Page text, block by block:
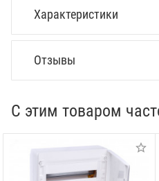
Характеристики
Отзывы
С этим товаром